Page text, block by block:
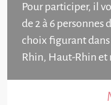
Pour participer, il
de 2 à 6 personnes
choix figurant dans
Rhin, Haut-Rhin et